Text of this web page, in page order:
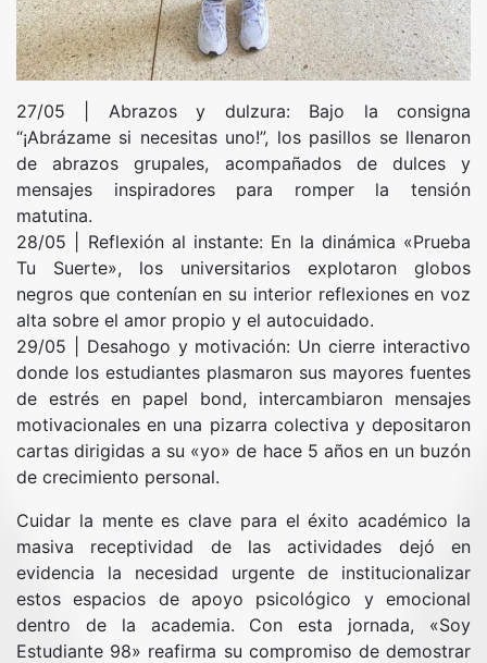
​27/05 | Abrazos y dulzura: Bajo la consigna
“¡Abrázame si necesitas uno!”, los pasillos se llenaron
de abrazos grupales, acompañados de dulces y
mensajes inspiradores para romper la tensión
matutina.
​28/05 | Reflexión al instante: En la dinámica «Prueba
Tu Suerte», los universitarios explotaron globos
negros que contenían en su interior reflexiones en voz
alta sobre el amor propio y el autocuidado.
​29/05 | Desahogo y motivación: Un cierre interactivo
donde los estudiantes plasmaron sus mayores fuentes
de estrés en papel bond, intercambiaron mensajes
motivacionales en una pizarra colectiva y depositaron
cartas dirigidas a su «yo» de hace 5 años en un buzón
de crecimiento personal.
Cuidar la mente es clave para el éxito académico la
masiva receptividad de las actividades dejó en
evidencia la necesidad urgente de institucionalizar
estos espacios de apoyo psicológico y emocional
dentro de la academia. Con esta jornada, «Soy
Estudiante 98» reafirma su compromiso de demostrar